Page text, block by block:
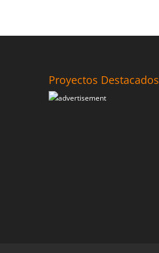
Proyectos Destacados